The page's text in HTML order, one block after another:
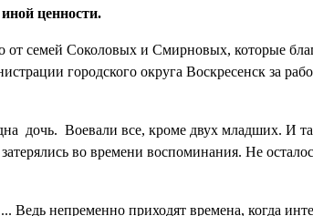
ценности.
семей Соколовых и Смирновых, которые
городского округа Воскресенск за
дочь. Воевали все, кроме двух младших. И
во времени воспоминания. Не
непременно приходят времена, когда